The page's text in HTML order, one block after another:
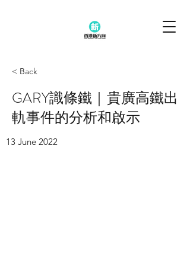
< Back
GARY識條鐵｜貴廣高鐵出
軌事件的分析和啟示
13 June 2022